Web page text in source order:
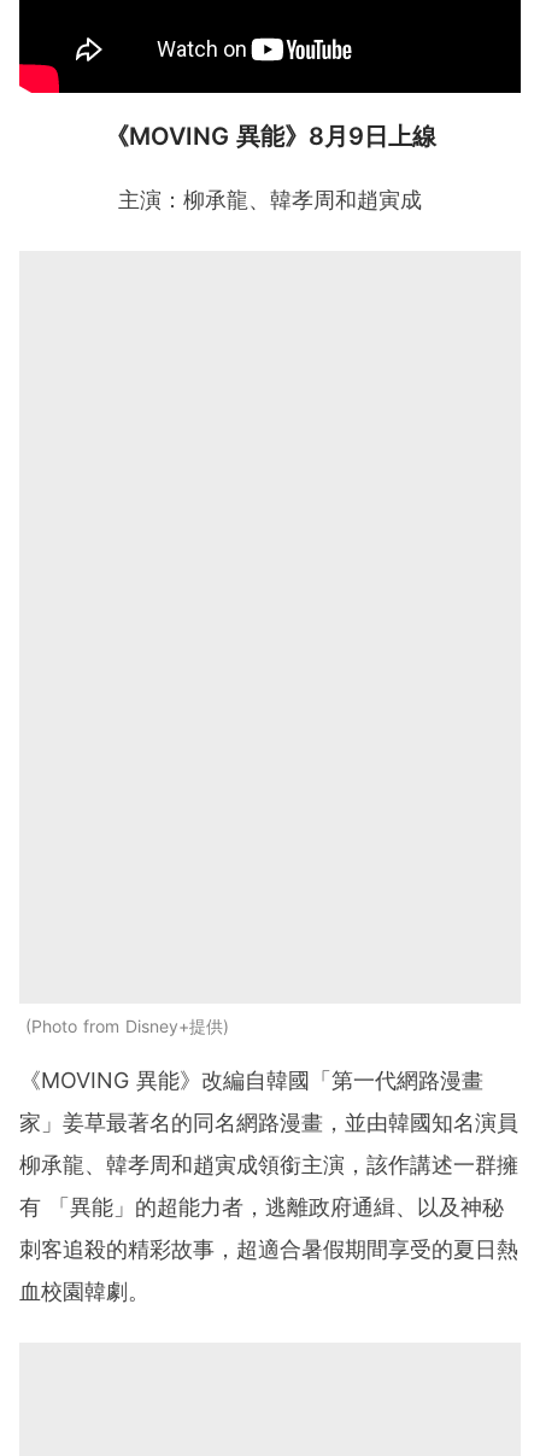
《MOVING 異能》8月9日上線
主演：柳承龍、韓孝周和趙寅成
Photo from Disney+提供
《MOVING 異能》改編自韓國「第一代網路漫畫
家」姜草最著名的同名網路漫畫，並由韓國知名演員
柳承龍、韓孝周和趙寅成領銜主演，該作講述一群擁
有 「異能」的超能力者，逃離政府通緝、以及神秘
刺客追殺的精彩故事，超適合暑假期間享受的夏日熱
血校園韓劇。